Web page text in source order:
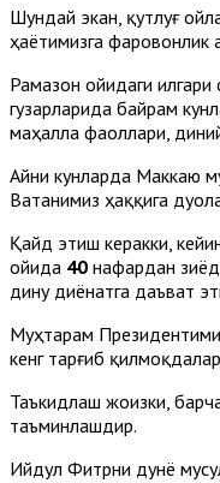
Шундай экан, қутлуғ
ҳаётимизга фаровонлик
Рамазон ойидаги
гузарларида байрам
маҳалла фаоллари,
Айни кунларда Маккаю
Ватанимиз ҳаққига
Қайд этиш керакки,
ойида 40 нафардан
дину диёнатга даъват
Муҳтарам
кенг тарғиб
Таъкидлаш жоизки,
таъминлашдир.
Ийдул Фитрни дунё